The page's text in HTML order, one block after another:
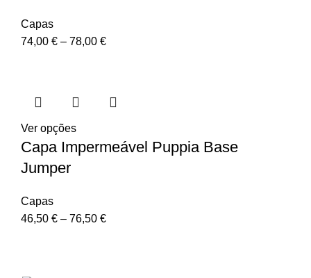
Capas
74,00 € – 78,00 €
Ver opções
Capa Impermeável Puppia Base
Jumper
Capas
46,50 € – 76,50 €